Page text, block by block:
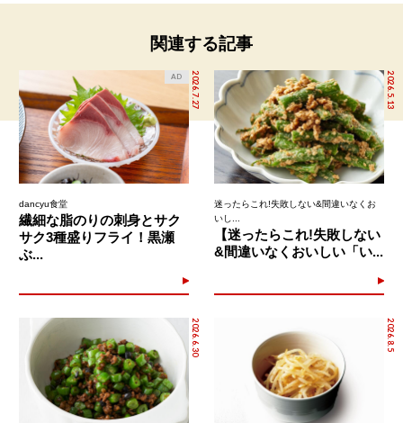
関連する記事
2026.7.27
AD
dancyu食堂
繊細な脂のりの刺身とサク
サク3種盛りフライ！黒瀬
ぶ...
2026.5.13
迷ったらこれ!失敗しない&間違いなくお
いし...
【迷ったらこれ!失敗しない
&間違いなくおいしい「い...
2026.6.30 2026.8.5